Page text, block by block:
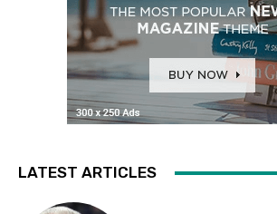
LATEST ARTICLES